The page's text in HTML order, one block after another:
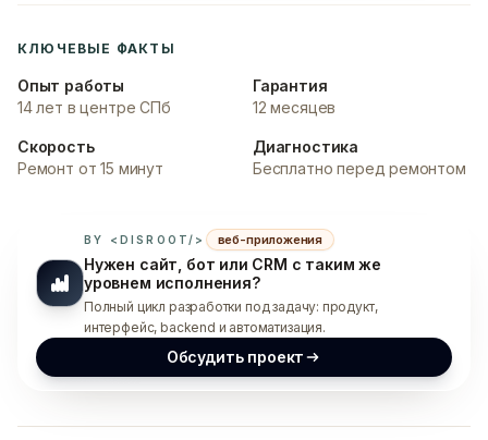
КЛЮЧЕВЫЕ ФАКТЫ
Опыт работы
14 лет в центре СПб
Гарантия
12 месяцев
Скорость
Ремонт от 15 минут
Диагностика
Бесплатно перед ремонтом
BY <DISROOT/> веб-приложения
Нужен сайт, бот или CRM с таким же
уровнем исполнения?
Полный цикл разработки под задачу: продукт,
интерфейс, backend и автоматизация.
Обсудить проект